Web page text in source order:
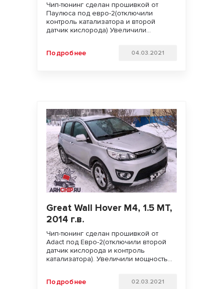
Чип-тюнинг сделан прошивкой от
Паулюса под евро-2(отключили
контроль катализатора и второй
датчик кислорода) Увеличили
педали газа. Удачи на дорогах!!!
Подробнее 04.03.2021
Great Wall Hover M4, 1.5 MT,
2014 г.в.
Чип-тюнинг сделан прошивкой от
Adact под Евро-2(отключили второй
датчик кислорода и контроль
катализатора). Увеличили мощность
Удачи на дорогах и бездорожье!!!
Подробнее 02.03.2021